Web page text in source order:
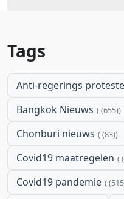
Tags
Anti-regerings
Bangkok Nieuws (655)
Chonburi nieuws (83)
Covid19 maatregelen
Covid19 pandemie